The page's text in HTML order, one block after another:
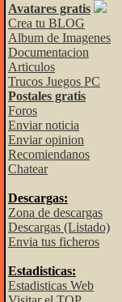
Avatares gratis
Crea tu BLOG
Album de Imagenes
Documentacion
Articulos
Trucos Juegos PC
Postales gratis
Foros
Enviar noticia
Enviar opinion
Recomiendanos
Chatear
Descargas:
Zona de descargas
Descargas (Listado)
Envia tus ficheros
Estadisticas:
Estadisticas Web